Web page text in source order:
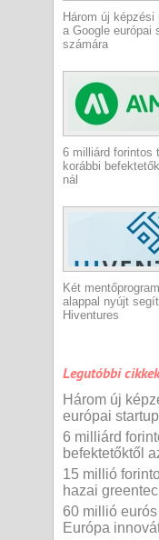
Három új
a Google európai
számára
6 milliárd forintos
korábbi
nál
Két
alappal nyújt
Hiventures
Legutóbbi
Három új
európai
6 milliárd
befektetőktől
15 millió
hazai
60 millió
Európa